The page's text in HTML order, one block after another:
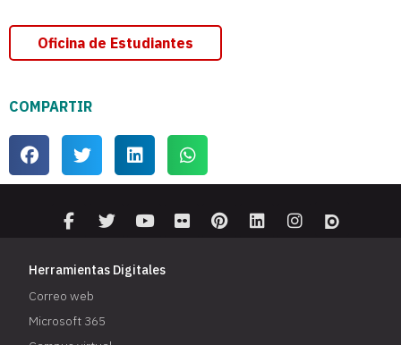
Oficina de Estudiantes
COMPARTIR
Herramientas Digitales
Correo web
Microsoft 365